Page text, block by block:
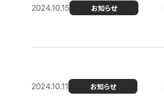
2024.10.15 お知らせ
2024.10.11 お知らせ